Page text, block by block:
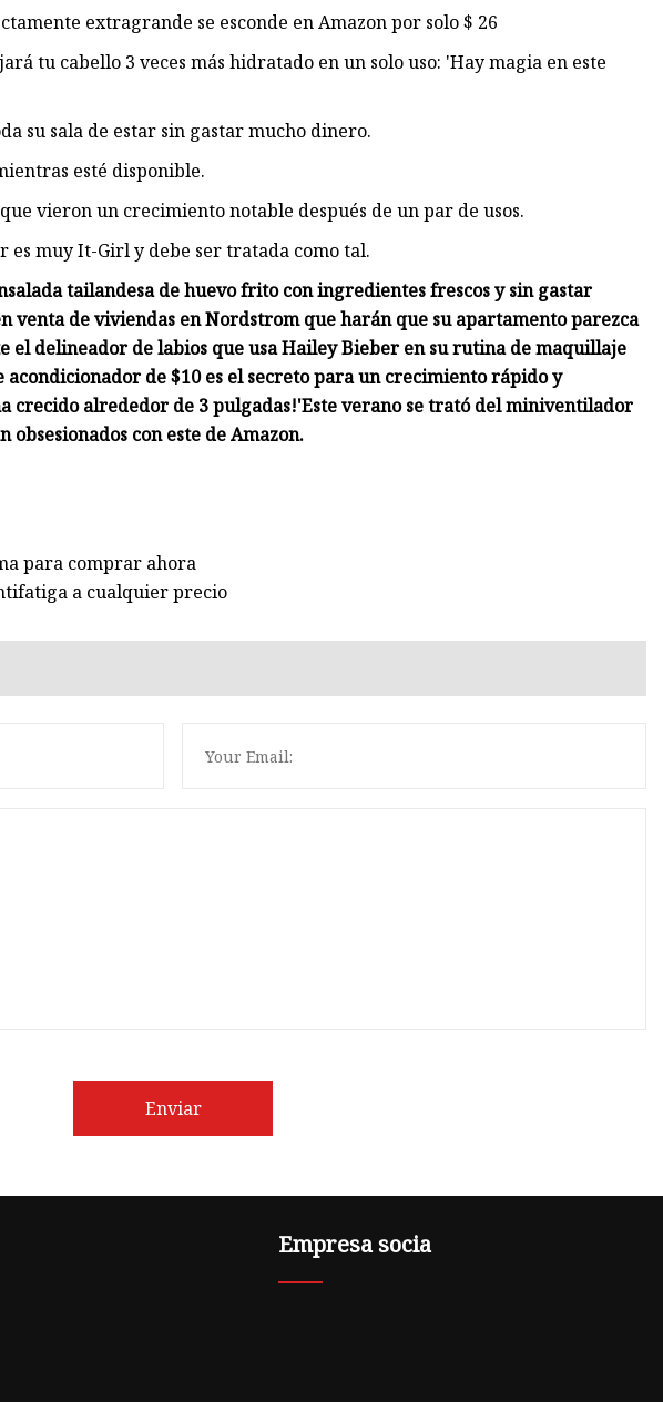
extragrande se esconde en Amazon por solo $ 26
tu cabello 3 veces más hidratado en un solo uso: 'Hay magia en este
su sala de estar sin gastar mucho dinero.
esté disponible.
vieron un crecimiento notable después de un par de usos.
es muy It-Girl y debe ser tratada como tal.
tailandesa de huevo frito con ingredientes frescos y sin gastar
venta de viviendas en Nordstrom que harán que su apartamento parezca
el delineador de labios que usa Hailey Bieber en su rutina de maquillaje
acondicionador de $10 es el secreto para un crecimiento rápido y
crecido alrededor de 3 pulgadas!'Este verano se trató del miniventilador
con este de Amazon.
para comprar ahora
a cualquier precio
Enviar
Empresa socia